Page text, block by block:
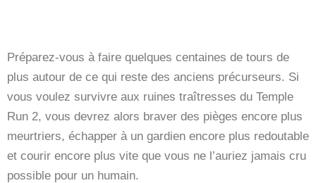
Préparez-vous à faire quelques centaines de tours de
plus autour de ce qui reste des anciens précurseurs. Si
vous voulez survivre aux ruines traîtresses du Temple
Run 2, vous devrez alors braver des pièges encore plus
meurtriers, échapper à un gardien encore plus redoutable
et courir encore plus vite que vous ne l’auriez jamais cru
possible pour un humain.